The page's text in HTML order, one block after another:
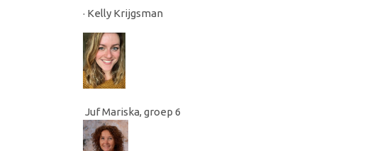
· Kelly Krijgsman
Juf Mariska, groep 6